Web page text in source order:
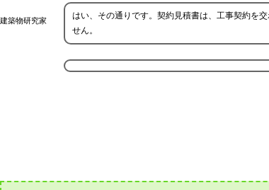
建築物研究家
はい、その通りです。契約見積書は、工事契約を
せん。